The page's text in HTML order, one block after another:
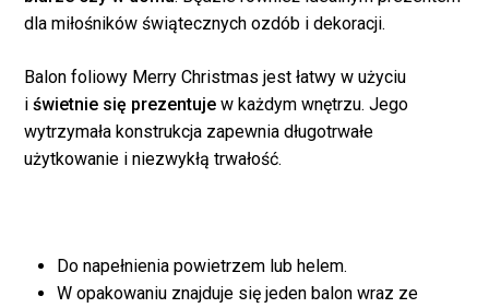
dla miłośników świątecznych ozdób i dekoracji.
Balon foliowy Merry Christmas jest łatwy w użyciu
iświetnie się prezentuje w każdym wnętrzu. Jego
wytrzymała konstrukcja zapewnia długotrwałe
użytkowanie i niezwykłą trwałość.
Do napełnienia powietrzem lub helem.
W opakowaniu znajduje się jeden balon wraz ze